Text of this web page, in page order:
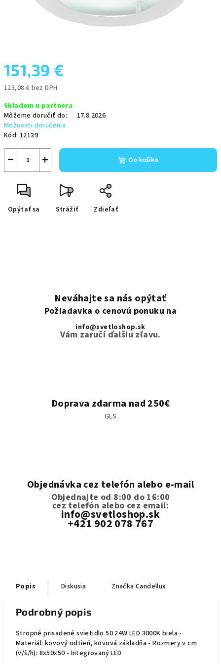
151,39 €
123,08 € bez DPH
cena:
Skladom u partnera
Môžeme doručiť do:
17.8.2026
Možnosti doručenia
Kód: 12139
+
− Do košíka
Opýtať sa Strážiť Zdieľať
Neváhajte sa nás opýtať
Požiadavka o cenovú ponuku na
info@svetloshop.sk
Vám zaručí ďalšiu zľavu.
Doprava zdarma nad 250€
GLS
Objednávka cez telefón alebo e-mail
Objednajte od 8:00 do 16:00
cez telefón alebo cez email:
info@svetloshop.sk
+421 902 078 767
Popis Diskusia Značka Candellux
Podrobný popis
Stropné prisadené svietidlo 50 24W LED 3000K biela -
Materiál: kovový odtieň, kovová základňa - Rozmery v cm
(v/š/h): 8x50x50 - Integrovaný LED